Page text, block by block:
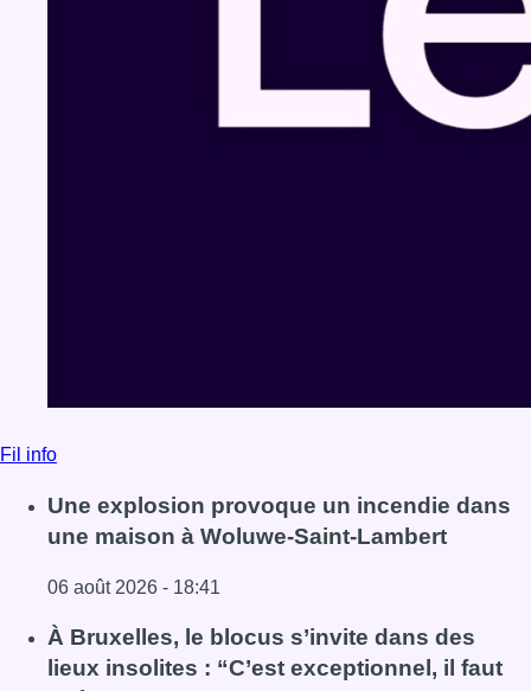
Fil info
Une explosion provoque un incendie dans
une maison à Woluwe-Saint-Lambert
06 août 2026 - 18:41
Lire l'article Une explosion provoque un incendie dans
À Bruxelles, le blocus s’invite dans des
lieux insolites : “C’est exceptionnel, il faut